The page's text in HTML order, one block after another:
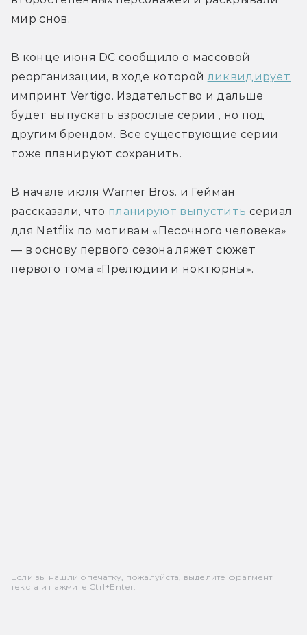
мир снов.
В конце июня DC сообщило о массовой
реорганизации, в ходе которой ликвидирует
импринт Vertigo. Издательство и дальше
будет выпускать взрослые серии , но под
другим брендом. Все существующие серии
тоже планируют сохранить.
В начале июля Warner Bros. и Гейман
рассказали, что планируют выпустить сериал
для Netflix по мотивам «Песочного человека»
— в основу первого сезона ляжет сюжет
первого тома «Прелюдии и ноктюрны».
Если вы нашли опечатку, пожалуйста, выделите фрагмент
текста и нажмите Ctrl+Enter.